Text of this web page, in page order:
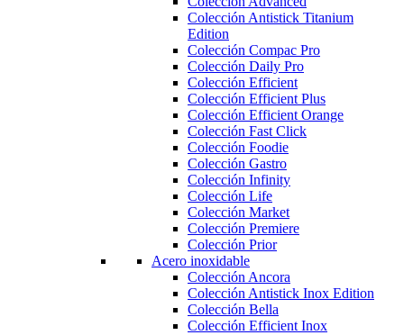
Colección Antistick Titanium
Edition
Colección Compac Pro
Colección Daily Pro
Colección Efficient
Colección Efficient Plus
Colección Efficient Orange
Colección Fast Click
Colección Foodie
Colección Gastro
Colección Infinity
Colección Life
Colección Market
Colección Premiere
Colección Prior
Acero inoxidable
Colección Ancora
Colección Antistick Inox Edition
Colección Bella
Colección Efficient Inox